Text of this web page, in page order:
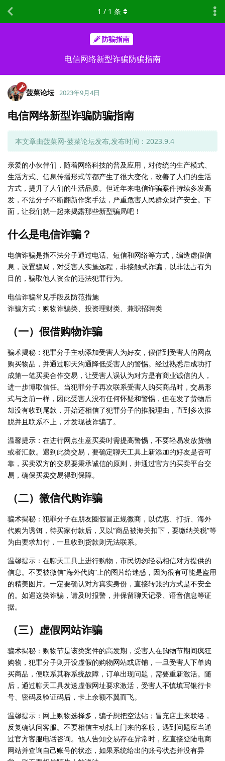
防骗指南
电信网络新型诈骗防骗指南
1 / 1 条
菠菜论坛 2023年9月4日
电信网络新型诈骗防骗指南
本文章由菠菜网-菠菜论坛发布,发布时间：2023.9.4
亲爱的小伙伴们，随着网络科技的普及应用，对传统的生产模式、
生活方式、信息传播形式等都产生了很大变化，改善了人们的生活
方式，提升了人们的生活品质。但近年来电信诈骗案件持续多发高
发，不法分子不断翻新作案手法，严重危害人民群众财产安全。下
面，让我们就一起来揭露那些新型骗局吧！
什么是电信诈骗？
电信诈骗是指不法分子通过电话、短信和网络等方式，编造虚假信
息，设置骗局，对受害人实施远程，非接触式诈骗，以非法占有为
目的，骗取他人资金的违法犯罪行为。
电信诈骗常见手段及防范措施
诈骗方式：购物诈骗类、投资理财类、兼职招聘类
（一）假借购物诈骗
骗术揭秘：犯罪分子主动添加受害人为好友，假借到受害人的网点
购买物品，并通过聊天沟通降低受害人的警惕。经过熟悉后成功打
成第一笔买卖合作交易，让受害人误认为对方是有商业诚信的人，
进一步博取信任。当犯罪分子再次联系受害人购买商品时，交易形
式与之前一样，因此受害人没有任何怀疑和警惕，但在发了货物后
却没有收到尾款，开始还相信了犯罪分子的推脱理由，直到多次推
脱并且联系不上，才发现被诈骗了。
温馨提示：在进行网点生意买卖时需提高警惕，不要轻易发放货物
或者汇款。遇到此类交易，要确定聊天工具上新添加的好友是否可
靠，买卖双方的交易要秉承诚信的原则，并通过官方的买卖平台交
易，确保买卖交易得到保障。
（二）微信代购诈骗
骗术揭秘：犯罪分子在朋友圈假冒正规微商，以优惠、打折、海外
代购为诱饵，待买家付款后，又以“商品被海关扣下，要缴纳关税”等
为由要求加付，一旦收到货款则无法联系。
温馨提示：在聊天工具上进行购物，市民切勿轻易相信对方提供的
信息。不要被微信“海外代购”上的图片给迷惑，因为很有可能是盗用
的精美图片。一定要确认对方真实身份，直接转账的方式是不安全
的。如遇这类诈骗，请及时报警，并保留聊天记录、语音信息等证
据。
（三）虚假网站诈骗
骗术揭秘：购物节是该类案件的高发期，受害人在购物节期间疯狂
购物，犯罪分子则开设虚假的购物网站或店铺，一旦受害人下单购
买商品，便联系其称系统故障，订单出现问题，需要重新激活。随
后，通过聊天工具发送虚假网址要求激活，受害人不慎填写银行卡
号、密码及验证码后，卡上余额不翼而飞。
温馨提示：网上购物选择多，骗子想把空法钻；冒充店主来联络，
反复确认问客服。不要相信主动找上门来的客服，遇到问题应当通
过官方客服电话咨询。他人告知交易存在异常时，应直接登陆电商
网站并查询自己账号的状态，如果系统给出的账号状态并没有异